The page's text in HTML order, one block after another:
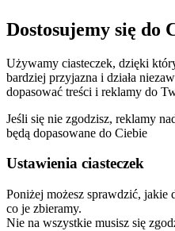
Dostosujemy się do
Używamy ciasteczek, dzięki
bardziej przyjazna i działa
dopasować treści i reklamy do
Jeśli się nie zgodzisz, reklamy
będą dopasowane do Ciebie
Ustawienia ciasteczek
Poniżej możesz sprawdzić, jakie
co je zbieramy.
Nie na wszystkie musisz się